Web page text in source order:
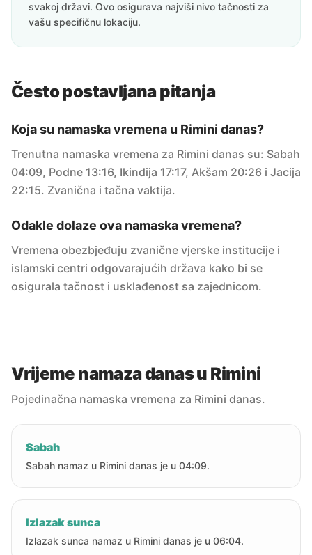
svakoj državi. Ovo osigurava najviši nivo tačnosti za
vašu specifičnu lokaciju.
Često postavljana pitanja
Koja su namaska vremena u Rimini danas?
Trenutna namaska vremena za Rimini danas su: Sabah
04:09, Podne 13:16, Ikindija 17:17, Akšam 20:26 i Jacija
22:15. Zvanična i tačna vaktija.
Odakle dolaze ova namaska vremena?
Vremena obezbjeđuju zvanične vjerske institucije i
islamski centri odgovarajućih država kako bi se
osigurala tačnost i usklađenost sa zajednicom.
Vrijeme namaza danas u Rimini
Pojedinačna namaska vremena za Rimini danas.
Sabah
Sabah namaz u Rimini danas je u 04:09.
Izlazak sunca
Izlazak sunca namaz u Rimini danas je u 06:04.